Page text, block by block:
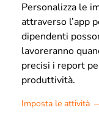
Personalizza le
attraverso l’app
dipendenti
lavoreranno
precisi i report
produttività.
Imposta le attività